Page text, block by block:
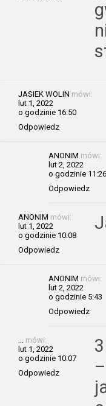
JASIEK WOLIN mówi:
lut 1, 2022
o godzinie 16:50
Odpowiedz
ANONIM mówi:
lut 2, 2022
o godzinie 11:26
Odpowiedz
ANONIM mówi:
lut 1, 2022
o godzinie 10:08
Odpowiedz
ANONIM mówi:
lut 2, 2022
o godzinie 5:43
Odpowiedz
... mówi:
lut 1, 2022
o godzinie 10:07
Odpowiedz